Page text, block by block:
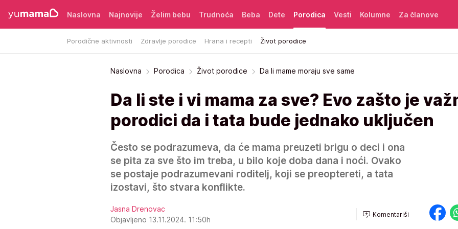
Naslovna Najnovije Želim bebu Trudnoća Beba Dete Porodica
Porodične aktivnosti Zdravlje porodice Hrana i recepti Život porodice
Vesti Kolumne Za članove
Naslovna Porodica Život porodice Da li mame moraju sve same
Da li ste i vi mama za sve? Evo zašto je
porodici da i tata bude jednako uključen
Često se podrazumeva, da će mama preuzeti brigu o deci i ona
se pita za sve što im treba, u bilo koje doba dana i noći. Ovako
se postaje podrazumevani roditelj, koji se preoptereti, a tata
izostavi, što stvara konflikte.
Jasna Drenovac
Objavljeno 13.11.2024. 11:50h
Komentariši